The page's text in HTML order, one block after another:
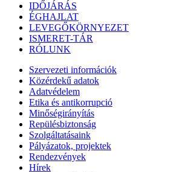
IDŐJÁRÁS
ÉGHAJLAT
LEVEGŐKÖRNYEZET
ISMERET-TÁR
RÓLUNK
Szervezeti információk
Közérdekű adatok
Adatvédelem
Etika és antikorrupció
Minőségirányítás
Repülésbiztonság
Szolgáltatásaink
Pályázatok, projektek
Rendezvények
Hírek